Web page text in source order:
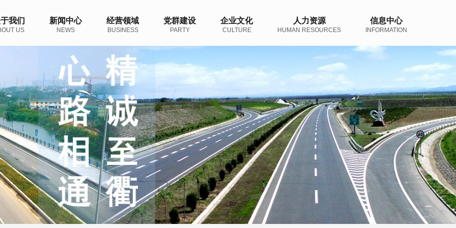
我们
US
新闻中心
NEWS
经营领域
BUSINESS
党群建设
PARTY
企业文化
CULTURE
人力资源
HUMAN RESOURCES
信息中心
INFORMATION